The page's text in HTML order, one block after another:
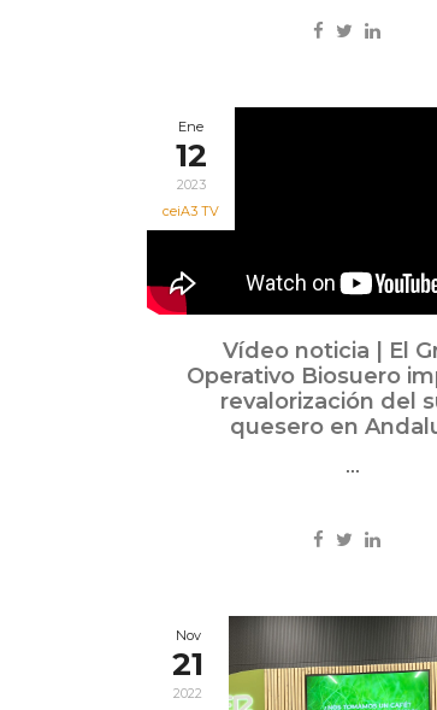
Ene
12
2023
ceiA3 TV
Vídeo noticia | El
Operativo Biosuero
revalorización del
quesero en
...
Nov
21
2022